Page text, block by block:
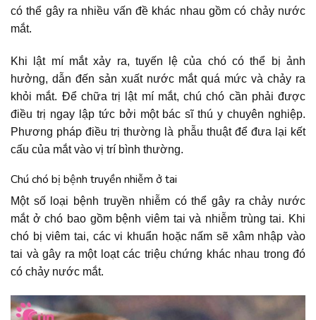
có thể gây ra nhiều vấn đề khác nhau gồm có chảy nước
mắt.
Khi lật mí mắt xảy ra, tuyến lệ của chó có thể bị ảnh
hưởng, dẫn đến sản xuất nước mắt quá mức và chảy ra
khỏi mắt. Để chữa trị lật mí mắt, chú chó cần phải được
điều trị ngay lập tức bởi một bác sĩ thú y chuyên nghiệp.
Phương pháp điều trị thường là phẫu thuật để đưa lại kết
cấu của mắt vào vị trí bình thường.
Chú chó bị bệnh truyền nhiễm ở tai
Một số loại bệnh truyền nhiễm có thể gây ra chảy nước
mắt ở chó bao gồm bệnh viêm tai và nhiễm trùng tai. Khi
chó bị viêm tai, các vi khuẩn hoặc nấm sẽ xâm nhập vào
tai và gây ra một loạt các triệu chứng khác nhau trong đó
có chảy nước mắt.